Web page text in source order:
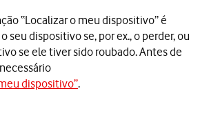
“Localizar o meu dispositivo” é
seu dispositivo se, por ex., o perder, ou
se ele tiver sido roubado. Antes de
dispositivo”.